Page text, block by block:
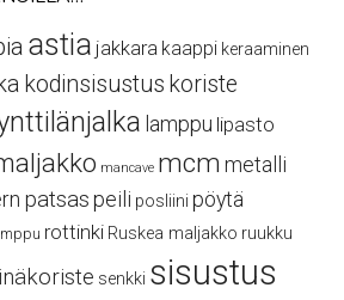
astia jakkara kaappi keraaminen
kodinsisustus koriste
lamppu lipasto
mancave mcm metalli
patsaspeili posliini pöytä
rottinki Ruskea maljakko ruukku
senkki sisustus